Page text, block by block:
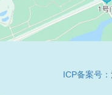
ICP备案号